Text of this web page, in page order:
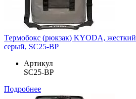
Tермобокс (рюкзак) KYODA, жесткий
серый, SC25-BP
Артикул
SC25-BP
Подробнее